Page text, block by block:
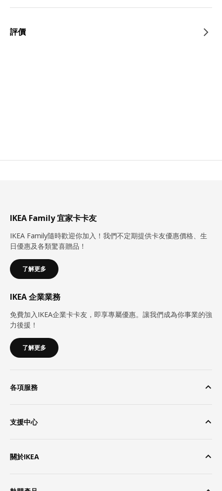
評價
IKEA Family 宜家卡卡友
IKEA Family隨時歡迎你加入！我們不定期提供卡友優惠價格、生
日優惠及各類驚喜贈品！
了解更多
IKEA 企業業務
免費加入IKEA企業卡卡友，即享專屬優惠。讓我們成為你事業的強
力後援！
了解更多
各項服務
支援中心
關於IKEA